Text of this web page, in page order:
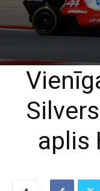
aplis